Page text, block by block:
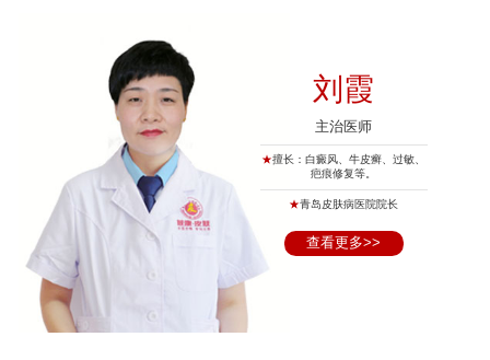
刘霞
主治医师
★擅长：白癜风、牛皮癣、过敏、
疤痕修复等。
★青岛皮肤病医院院长
查看更多>>